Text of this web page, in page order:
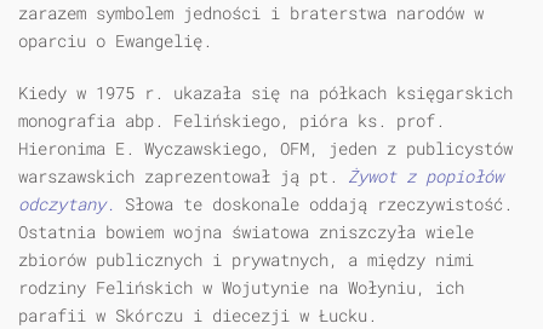
zarazem symbolem jedności i braterstwa narodów w
oparciu o Ewangelię.
Kiedy w 1975 r. ukazała się na półkach księgarskich
monografia abp. Felińskiego, pióra ks. prof.
Hieronima E. Wyczawskiego, OFM, jeden z publicystów
warszawskich zaprezentował ją pt.
Żywot z popiołów
odczytany. Słowa te doskonale oddają rzeczywistość.
Ostatnia bowiem wojna światowa zniszczyła wiele
zbiorów publicznych i prywatnych, a między nimi
rodziny Felińskich w Wojutynie na Wołyniu, ich
parafii w Skórczu i diecezji w Łucku.